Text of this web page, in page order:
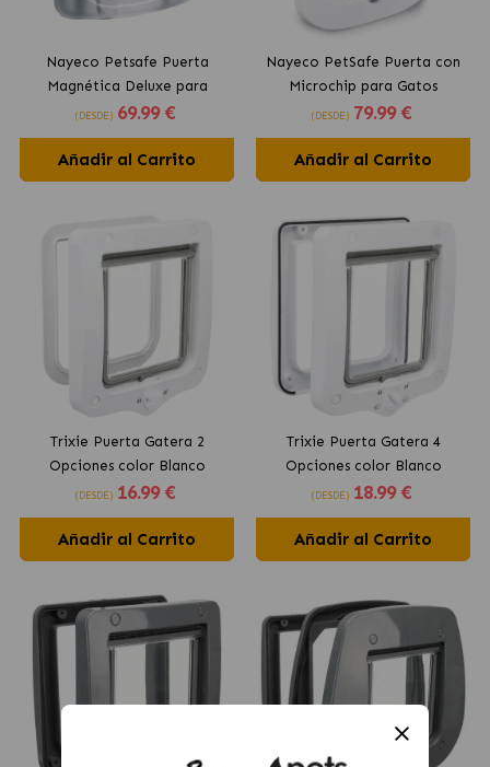
Nayeco Petsafe Puerta
Magnética Deluxe para
gatos 4 Posiciones Mod.400
(DESDE) 69.99 €
Añadir al Carrito
Nayeco PetSafe Puerta con
Microchip para Gatos
(DESDE) 79.99 €
Añadir al Carrito
Trixie Puerta Gatera 2
Opciones color Blanco
(DESDE) 16.99 €
Añadir al Carrito
Trixie Puerta Gatera 4
Opciones color Blanco
(DESDE) 18.99 €
Añadir al Carrito